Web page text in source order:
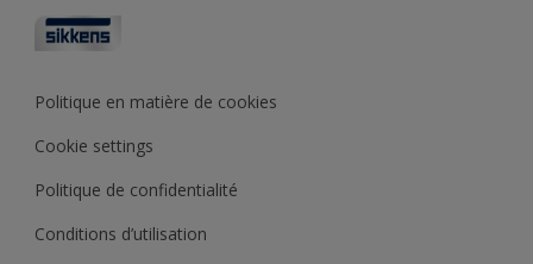
Architectes
Testeurs de couleur
Collections de couleurs
Base de connaissances
Politique en matière de cookies
Cookie settings
Politique de confidentialité
Conditions d’utilisation